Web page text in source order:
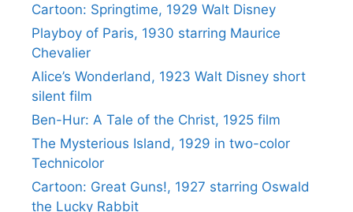
Cartoon: Springtime, 1929 Walt Disney
Playboy of Paris, 1930 starring Maurice
Chevalier
Alice’s Wonderland, 1923 Walt Disney short
silent film
Ben-Hur: A Tale of the Christ, 1925 film
The Mysterious Island, 1929 in two-color
Technicolor
Cartoon: Great Guns!, 1927 starring Oswald
the Lucky Rabbit